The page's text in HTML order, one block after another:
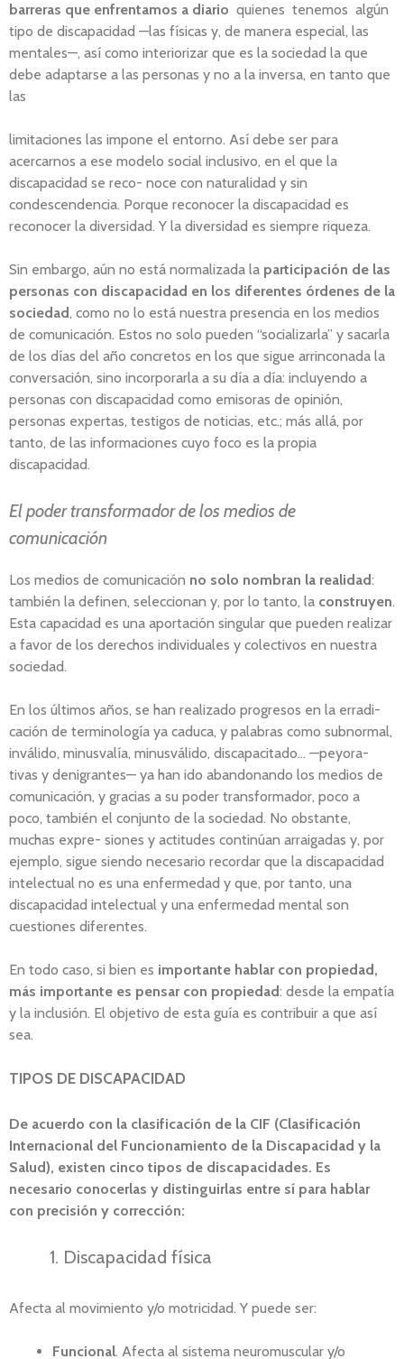
barreras que enfrentamos a diario quienes tenemos algún
tipo de discapacidad —las físicas y, de manera especial, las
mentales—, así como interiorizar que es la sociedad la que
debe adaptarse a las personas y no a la inversa, en tanto que
las
limitaciones las impone el entorno. Así debe ser para
acercarnos a ese modelo social inclusivo, en el que la
discapacidad se reco- noce con naturalidad y sin
condescendencia. Porque reconocer la discapacidad es
reconocer la diversidad. Y la diversidad es siempre riqueza.
Sin embargo, aún no está normalizada la participación de las
personas con discapacidad en los diferentes órdenes de la
sociedad, como no lo está nuestra presencia en los medios
de comunicación. Estos no solo pueden “socializarla” y sacarla
de los días del año concretos en los que sigue arrinconada la
conversación, sino incorporarla a su día a día: incluyendo a
personas con discapacidad como emisoras de opinión,
personas expertas, testigos de noticias, etc.; más allá, por
tanto, de las informaciones cuyo foco es la propia
discapacidad.
El poder transformador de los medios de
comunicación
Los medios de comunicación no solo nombran la realidad:
también la definen, seleccionan y, por lo tanto, la construyen.
Esta capacidad es una aportación singular que pueden realizar
a favor de los derechos individuales y colectivos en nuestra
sociedad.
En los últimos años, se han realizado progresos en la erradi-
cación de terminología ya caduca, y palabras como subnormal,
inválido, minusvalía, minusválido, discapacitado… —peyora-
tivas y denigrantes— ya han ido abandonando los medios de
comunicación, y gracias a su poder transformador, poco a
poco, también el conjunto de la sociedad. No obstante,
muchas expre- siones y actitudes continúan arraigadas y, por
ejemplo, sigue siendo necesario recordar que la discapacidad
intelectual no es una enfermedad y que, por tanto, una
discapacidad intelectual y una enfermedad mental son
cuestiones diferentes.
En todo caso, si bien es importante hablar con propiedad,
más importante es pensar con propiedad: desde la empatía
y la inclusión. El objetivo de esta guía es contribuir a que así
sea.
TIPOS DE DISCAPACIDAD
De acuerdo con la clasificación de la CIF (Clasificación
Internacional del Funcionamiento de la Discapacidad y la
Salud), existen cinco tipos de discapacidades. Es
necesario conocerlas y distinguirlas entre sí para hablar
con precisión y corrección:
Discapacidad física
Afecta al movimiento y/o motricidad. Y puede ser:
Funcional. Afecta al sistema neuromuscular y/o